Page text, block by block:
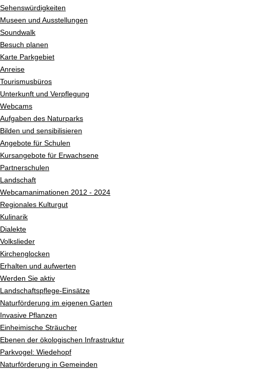
Sehenswürdigkeiten
Museen und Ausstellungen
Soundwalk
Besuch planen
Karte Parkgebiet
Anreise
Tourismusbüros
Unterkunft und Verpflegung
Webcams
Aufgaben des Naturparks
Bilden und sensibilisieren
Angebote für Schulen
Kursangebote für Erwachsene
Partnerschulen
Landschaft
Webcamanimationen 2012 - 2024
Regionales Kulturgut
Kulinarik
Dialekte
Volkslieder
Kirchenglocken
Erhalten und aufwerten
Werden Sie aktiv
Landschaftspflege-Einsätze
Naturförderung im eigenen Garten
Invasive Pflanzen
Einheimische Sträucher
Ebenen der ökologischen Infrastruktur
Parkvogel: Wiedehopf
Naturförderung in Gemeinden